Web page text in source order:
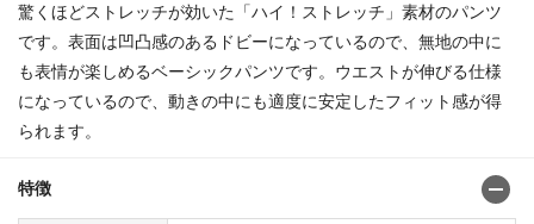
驚くほどストレッチが効いた「ハイ！ストレッチ」素材のパンツ
です。表面は凹凸感のあるドビーになっているので、無地の中に
も表情が楽しめるベーシックパンツです。ウエストが伸びる仕様
になっているので、動きの中にも適度に安定したフィット感が得
られます。
特徴